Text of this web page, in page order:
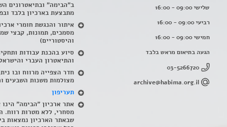
שלישי 09:00 - 16:00
רביעי 09:00 - 16:00
חמישי 09:00 - 16:00
הגעה בתיאום מראש בלבד
03-5266720
archive@habima.org.il
ב"הבימה" ובתיאטרונים
מתבצעת בארכיון בלבד
איתור והנגשת חומרי
מסמכים, תמונות, קבצי
והיסטוריים)
סיוע בהכנת עבודות
והתיאטרון העברי
מצולמות משנות השבעים
תעריפון
אתר ארכיון "הבימה"
מסחרי, ללא מטרות רווח.
שבאתר הארכיון נמצאות